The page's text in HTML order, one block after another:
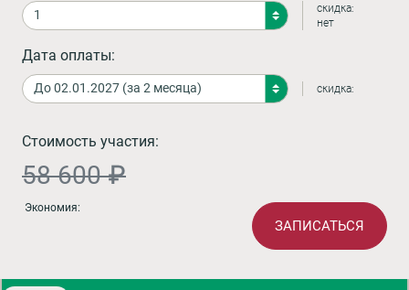
скидка:
нет
Дата оплаты:
скидка:
Стоимость участия:
58 600 ₽
Экономия:
ЗАПИСАТЬСЯ